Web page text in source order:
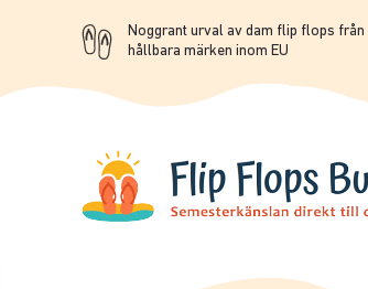
Noggrant urval av dam flip flops från
hållbara märken inom EU